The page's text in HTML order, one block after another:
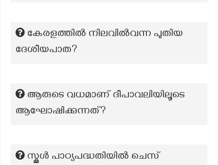
കേരളത്തില്‍ നിലവില്‍വന്ന പുതിയ
ദേശീയപാത?
ആരുടെ വധമാണ് ദീപാവലിയിലൂടെ
ആഘോഷിക്കുന്നത്?
സ്കൂൾ പാഠ്യപദ്ധതിയിൽ ചെസ്